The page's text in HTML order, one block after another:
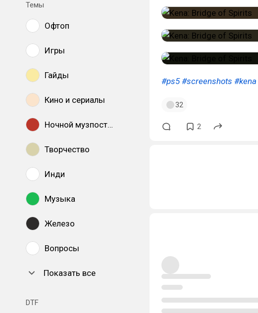
Темы
Офтоп
Игры
Гайды
Кино и сериалы
Ночной музпостинг
Творчество
Инди
Музыка
Железо
Вопросы
Показать все
DTF
#ps5 #screenshots #kena
32
2